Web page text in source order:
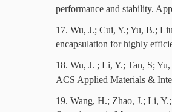
performance and stability.
17. Wu, J.; Cui, Y.; Yu, B.;
encapsulation for highly
18. Wu, J. ; Li, Y.; Tan, S;
ACS Applied Materials &
19. Wang, H.; Zhao, J.; Li,